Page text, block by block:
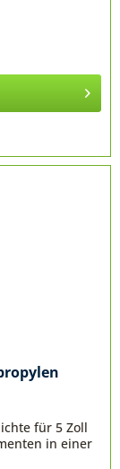
für 5 Zoll
in einer